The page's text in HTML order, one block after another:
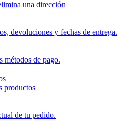
una dirección
devoluciones y fechas de entrega.
métodos de pago.
productos
de tu pedido.